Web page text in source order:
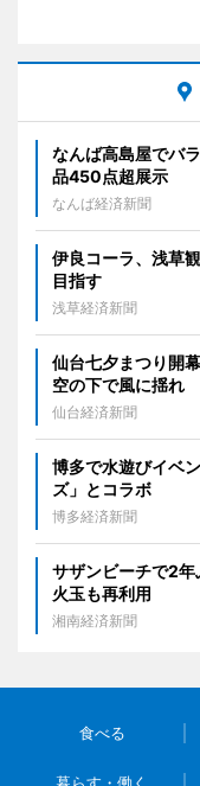
なんば高島屋でバ
品450点超展示
なんば経済新聞
伊良コーラ、浅草
目指す
浅草経済新聞
仙台七夕まつり開
空の下で風に揺れ
仙台経済新聞
博多で水遊びイベ
ズ」とコラボ
博多経済新聞
サザンビーチで2
火玉も再利用
湘南経済新聞
食べる
暮らす・働く